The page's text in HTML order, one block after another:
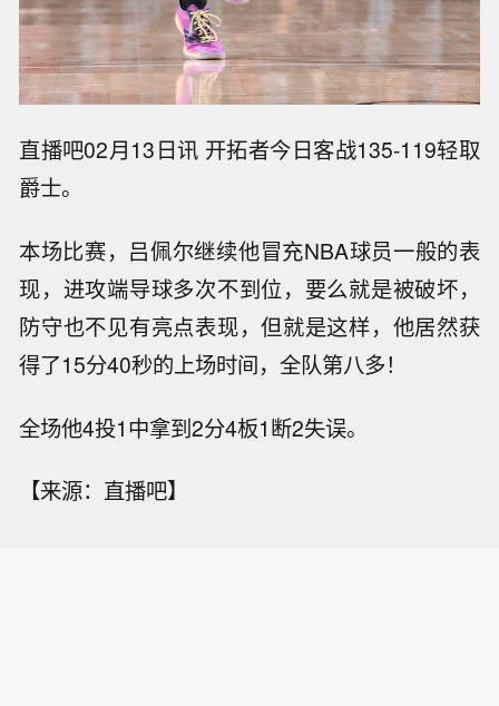
直播吧02月13日讯 开拓者今日客战135-119轻取
爵士。
本场比赛，吕佩尔继续他冒充NBA球员一般的表
现，进攻端导球多次不到位，要么就是被破坏，
防守也不见有亮点表现，但就是这样，他居然获
得了15分40秒的上场时间，全队第八多！
全场他4投1中拿到2分4板1断2失误。
【来源：直播吧】